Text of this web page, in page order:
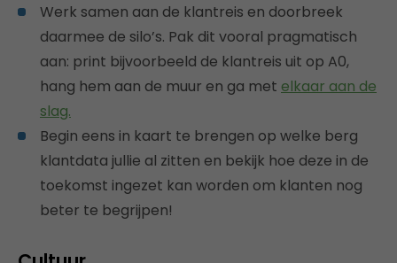
Werk samen aan de klantreis en doorbreek
daarmee de silo’s. Pak dit vooral pragmatisch
aan: print bijvoorbeeld de klantreis uit op A0,
hang hem aan de muur en ga met elkaar aan de
slag.
Begin eens in kaart te brengen op welke berg
klantdata jullie al zitten en bekijk hoe deze in de
toekomst ingezet kan worden om klanten nog
beter te begrijpen!